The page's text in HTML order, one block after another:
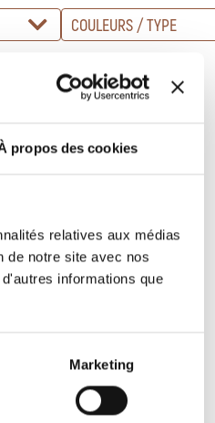
propos des cookies
relatives aux médias
de notre site avec nos
informations que
Marketing
COULEURS / TYPE